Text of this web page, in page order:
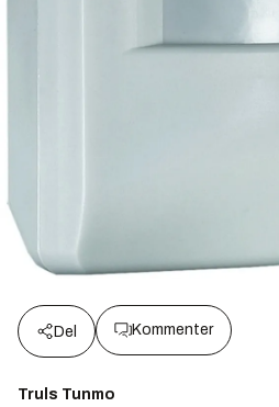
Del Kommenter
Truls Tunmo